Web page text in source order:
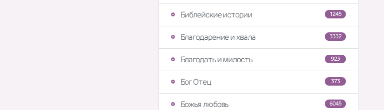
1245
Библейские истории
3332
Благодарение и хвала
923
Благодать и милость
373
Бог Отец
6045
Божья любовь